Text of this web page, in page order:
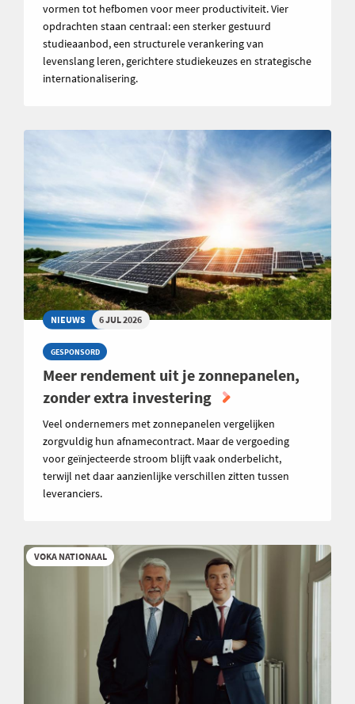
vormen tot hefbomen voor meer productiviteit. Vier
opdrachten staan centraal: een sterker gestuurd
studieaanbod, een structurele verankering van
levenslang leren, gerichtere studiekeuzes en strategische
internationalisering.
NIEUWS 6 JUL 2026
GESPONSORD
Meer rendement uit je zonnepanelen,
zonder extra investering
Veel ondernemers met zonnepanelen vergelijken
zorgvuldig hun afnamecontract. Maar de vergoeding
voor geïnjecteerde stroom blijft vaak onderbelicht,
terwijl net daar aanzienlijke verschillen zitten tussen
leveranciers.
VOKA NATIONAAL